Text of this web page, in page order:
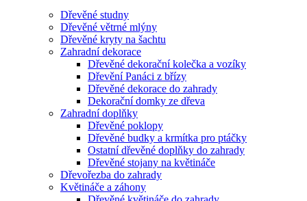
Dřevěné studny
Dřevěné větrné mlýny
Dřevěné kryty na šachtu
Zahradní dekorace
Dřevěné dekorační kolečka a vozíky
Dřevění Panáci z břízy
Dřevěné dekorace do zahrady
Dekorační domky ze dřeva
Zahradní doplňky
Dřevěné poklopy
Dřevěné budky a krmítka pro ptáčky
Ostatní dřevěné doplňky do zahrady
Dřevěné stojany na květináče
Dřevořezba do zahrady
Květináče a záhony